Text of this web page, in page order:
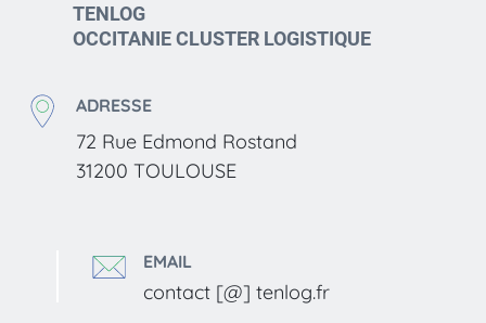
TENLOG
OCCITANIE CLUSTER LOGISTIQUE
ADRESSE
72 Rue Edmond Rostand
31200 TOULOUSE
EMAIL
contact [@] tenlog.fr